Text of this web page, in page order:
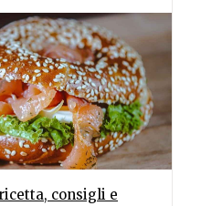
consigli e